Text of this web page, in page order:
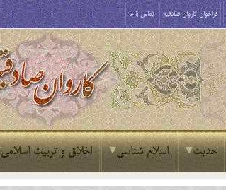
فراخوان کاروان صادقیه تماس با ما
حدیث اسلام شناسی اخلاق و تربیت اسلامی